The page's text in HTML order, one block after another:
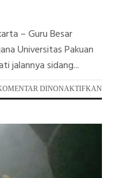
– Guru Besar
Universitas Pakuan
jalannya sidang...
DINONAKTIFKAN